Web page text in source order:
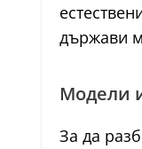
държави
Модели
За да